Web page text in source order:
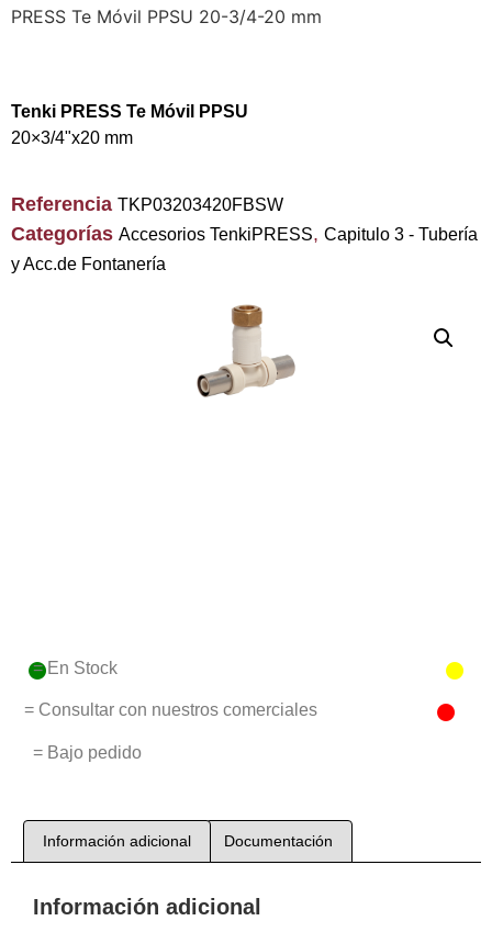
PRESS Te Móvil PPSU 20-3/4-20 mm
Tenki PRESS Te Móvil PPSU
20×3/4"x20 mm
Referencia TKP03203420FBSW
Categorías Accesorios TenkiPRESS, Capitulo 3 - Tubería
y Acc.de Fontanería
= En Stock
= Consultar con nuestros comerciales
= Bajo pedido
Información adicional Documentación
Información adicional